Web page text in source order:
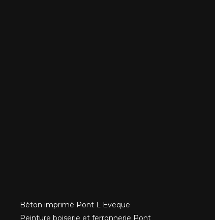
Béton imprimé Pont L Eveque
Peinture boiserie et ferronnerie Pont